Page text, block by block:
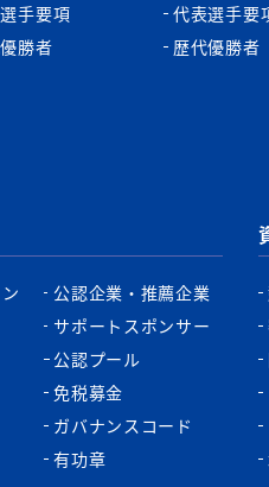
手要項
勝者
代表選手要
歴代優勝者
公認企業・推薦企業
サポートスポンサー
公認プール
免税募金
ガバナンスコード
有功章